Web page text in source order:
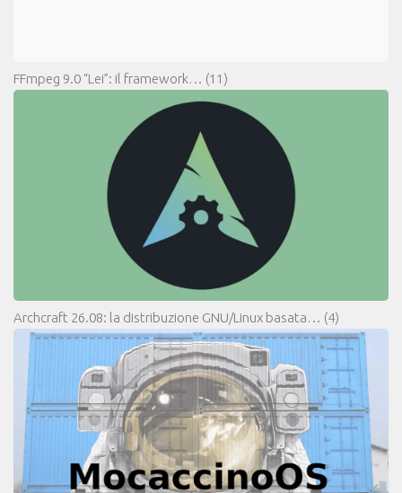
FFmpeg 9.0 “Lei”: il framework… (11)
Archcraft 26.08: la distribuzione GNU/Linux basata… (4)